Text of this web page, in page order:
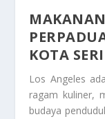
KOTA
Los Angeles
ragam kuliner,
budaya